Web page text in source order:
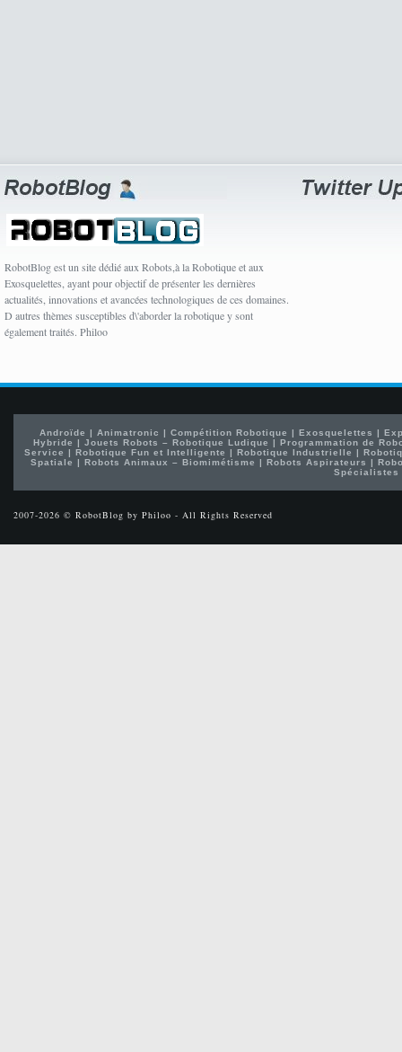
RobotBlog est un site dédié aux Robots,à la Robotique et aux
Exosquelettes, ayant pour objectif de présenter les dernières
actualités, innovations et avancées technologiques de ces domaines.
D autres thèmes susceptibles d\'aborder la robotique y sont
également traités. Philoo
Androïde | Animatronic | Compétition Robotique | Exosquelettes |
Hybride |Jouets Robots – Robotique Ludique |Programmation de
Service | Robotique Fun et Intelligente | Robotique Industrielle |
Spatiale | Robots Animaux – Biomimétisme | Robots Aspirateurs |
Spécialistes
2007-2026 © RobotBlog by Philoo - All Rights Reserved